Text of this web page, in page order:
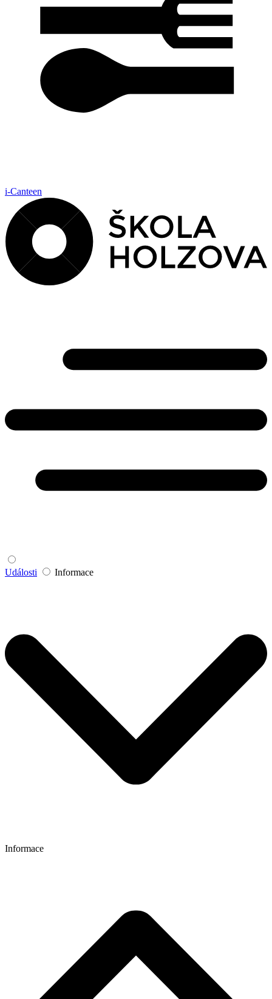
i-Canteen
Události Informace
Informace